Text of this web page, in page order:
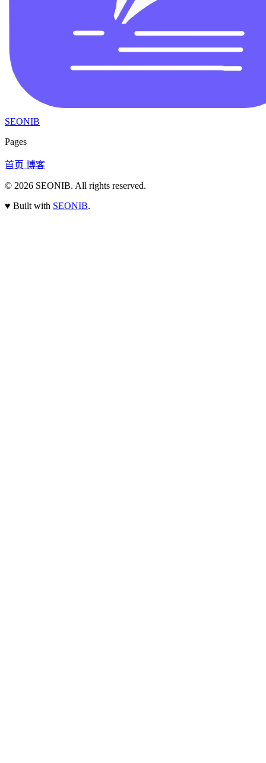
SEONIB
Pages
首页 博客
© 2026 SEONIB. All rights reserved.
♥ Built with SEONIB.